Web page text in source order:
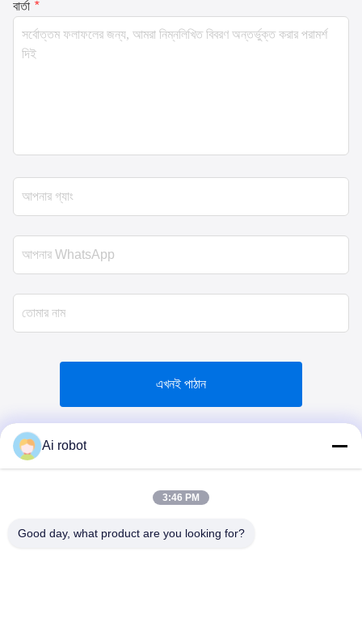
বার্তা *
এখনই পাঠান
VIVI DENTAI
Ai robot
3:46 PM
Good day, what product are you looking for?